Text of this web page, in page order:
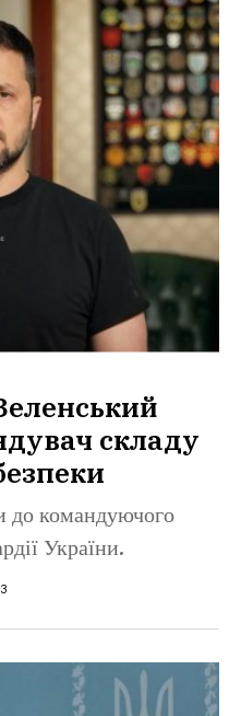
складу
до командуючого
України.